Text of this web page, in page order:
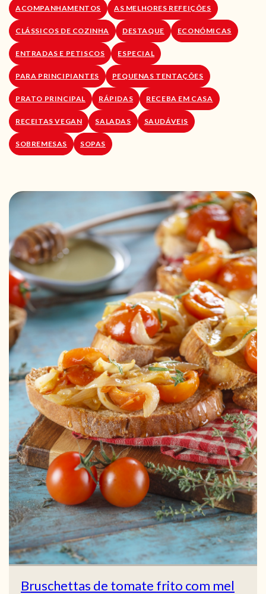
ACOMPANHAMENTOS AS MELHORES REFEIÇÕES
CLÁSSICOS DE COZINHA DESTAQUE ECONÓMICAS
ENTRADAS E PETISCOS ESPECIAL
PARA PRINCIPIANTES PEQUENAS TENTAÇÕES
PRATO PRINCIPAL RÁPIDAS RECEBA EM CASA
RECEITAS VEGAN SALADAS SAUDÁVEIS
SOBREMESAS SOPAS
Bruschettas de tomate frito com mel